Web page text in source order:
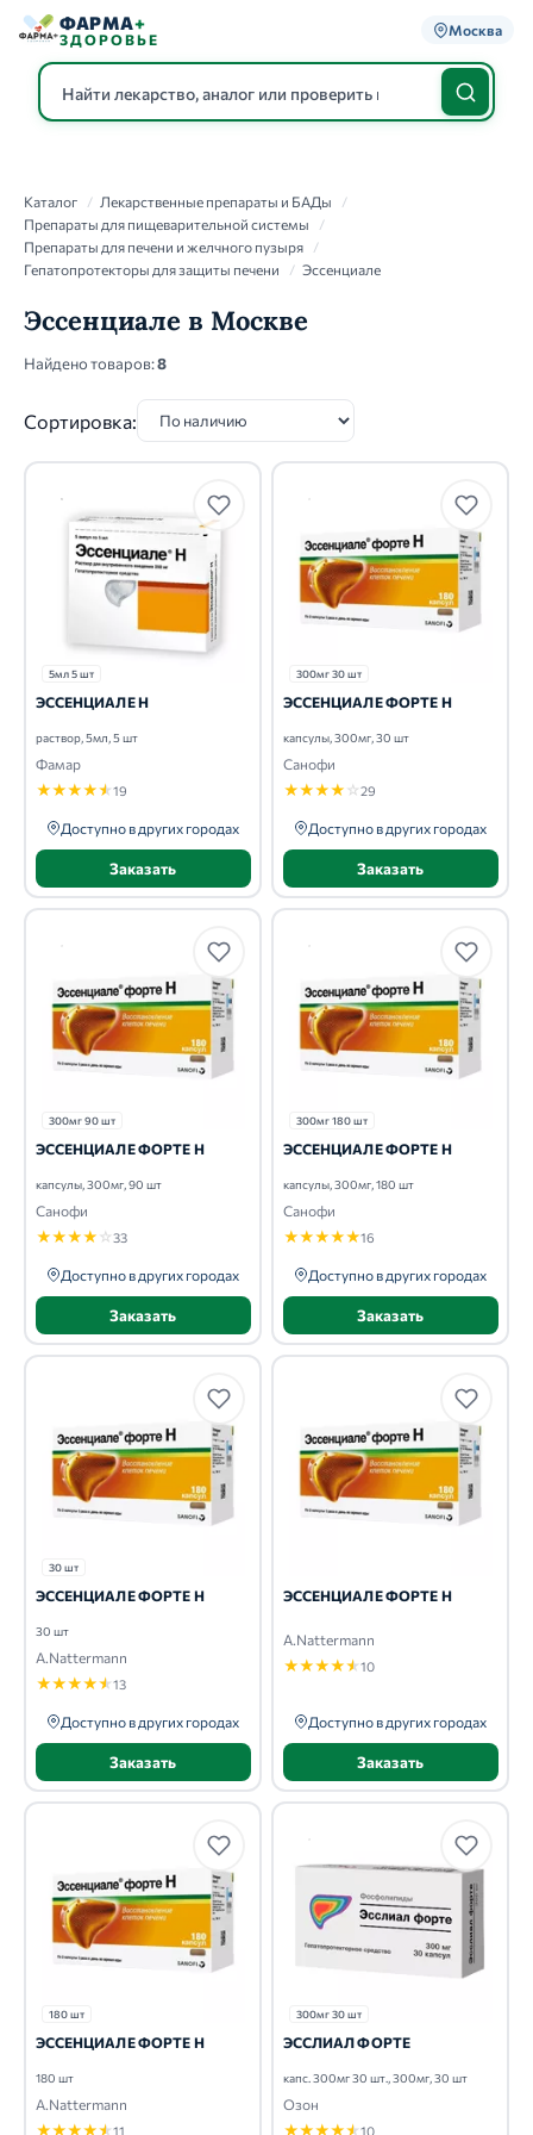
ФАРМА+
ЗДОРОВЬЕ
Москва
Каталог / Лекарственные препараты и БАДы
/
Препараты для пищеварительной системы
/
Препараты для печени и желчного пузыря
/
Гепатопротекторы для защиты печени
/ Эссенциале
Эссенциале в Москве
Найдено товаров:8
Сортировка:
5мл 5 шт
ЭССЕНЦИАЛЕ Н
раствор, 5мл, 5 шт
Фамар
★★★★★19
Доступно в других городах
Заказать
300мг 30 шт
ЭССЕНЦИАЛЕ ФОРТЕ Н
капсулы, 300мг, 30 шт
Санофи
★★★★ ☆29
Доступно в других городах
Заказать
300мг 90 шт
ЭССЕНЦИАЛЕ ФОРТЕ Н
капсулы, 300мг, 90 шт
Санофи
★★★★ ☆33
Доступно в других городах
Заказать
300мг 180 шт
ЭССЕНЦИАЛЕ ФОРТЕ Н
капсулы, 300мг, 180 шт
Санофи
★★★★★16
Доступно в других городах
Заказать
30 шт
ЭССЕНЦИАЛЕ ФОРТЕ Н
30 шт
A.Nattermann
★★★★★13
Доступно в других городах
Заказать
ЭССЕНЦИАЛЕ ФОРТЕ Н
A.Nattermann
★★★★★10
Доступно в других городах
Заказать
180 шт
ЭССЕНЦИАЛЕ ФОРТЕ Н
180 шт
A.Nattermann
★★★★★11
300мг 30 шт
ЭССЛИАЛ ФОРТЕ
капс. 300мг 30 шт., 300мг, 30 шт
Озон
★★★★★10